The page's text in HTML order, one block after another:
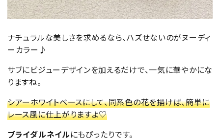
ナチュラルな美しさを求めるなら、ハズせないのがヌーディ
ーカラー♪
サブにビジューデザインを加えるだけで、一気に華やかにな
りますね。
シアーホワイトベースにして、同系色の花を描けば、簡単に
レース風に仕上がりますよ♡
ブライダルネイルにもぴったりです。